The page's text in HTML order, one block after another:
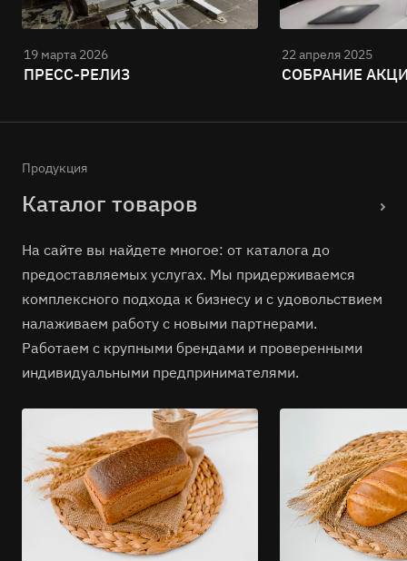
ПРЕСС-РЕЛИЗ
19 марта 2026
СОБРАНИЕ
22 апреля 2025
Продукция
Каталог товаров
На сайте вы найдете многое: от каталога до
предоставляемых услугах. Мы придерживаемся
комплексного подхода к бизнесу и с удовольствием
налаживаем работу с новыми партнерами.
Работаем с крупными брендами и проверенными
индивидуальными предпринимателями.